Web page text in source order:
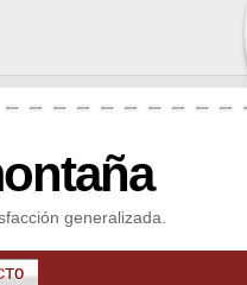
generalizada.